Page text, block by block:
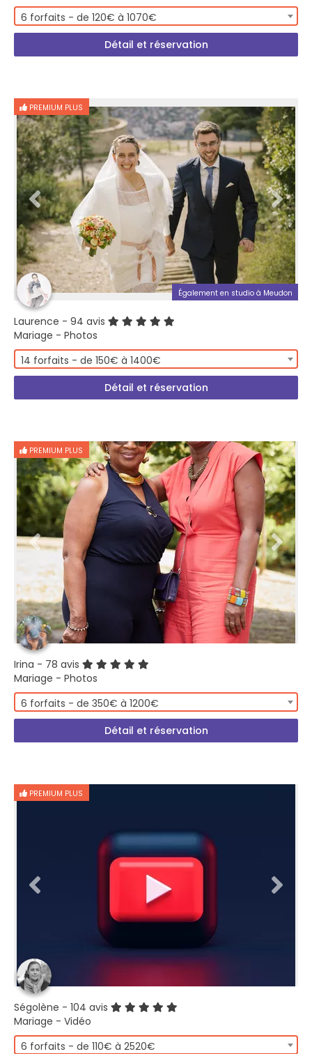
6 forfaits - de 120€ à 1070€
Détail et réservation
PREMIUM PLUS
Également en studio à Meudon
Laurence - 94 avis
Mariage - Photos
14 forfaits - de 150€ à 1400€
Détail et réservation
PREMIUM PLUS
Irina - 78 avis
Mariage - Photos
6 forfaits - de 350€ à 1200€
Détail et réservation
PREMIUM PLUS
Ségolène - 104 avis
Mariage - Vidéo
6 forfaits - de 110€ à 2520€